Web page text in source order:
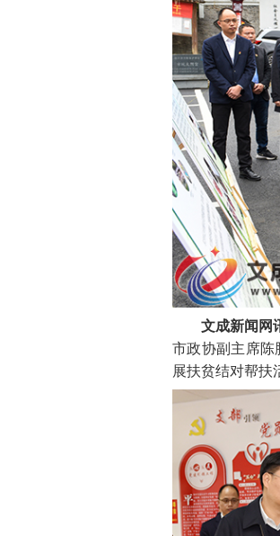
文成新闻网
市政协副主席陈
展扶贫结对帮扶